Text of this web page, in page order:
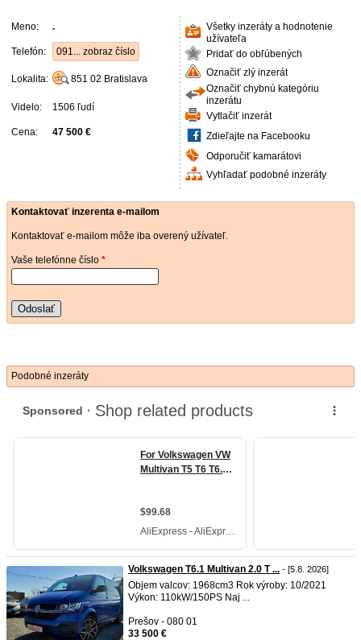
Meno: .
Telefón: 091... zobraz číslo
Lokalita: 851 02 Bratislava
Videlo: 1506 ľudí
Cena: 47 500 €
Všetky inzeráty a hodnotenie
užívateľa
Pridať do obľúbených
Označiť zlý inzerát
Označiť chybnú kategóriu
inzerátu
Vytlačiť inzerát
Zdieľajte na Facebooku
Odporučiť kamarátovi
Vyhľadať podobné inzeráty
Kontaktovať inzerenta e-mailom
Kontaktovať e-mailom môže iba overený užívateľ.
Vaše telefónne číslo *
Odoslať
Podobné inzeráty
Volkswagen T6.1 Multivan 2.0 T ... - [5.8. 2026]
Objem valcov: 1968cm3 Rok výroby: 10/2021
Výkon: 110kW/150PS Naj ...
Prešov - 080 01
33 500 €